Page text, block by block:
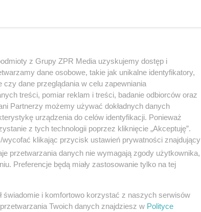
z Grupy ZPR Media uzyskujemy dostęp i
dane osobowe, takie jak unikalne identyfikatory,
dane przeglądania w celu zapewniania
treści, pomiar reklam i treści, badanie odbiorców oraz
Partnerzy możemy używać dokładnych danych
urządzenia do celów identyfikacji. Ponieważ
z tych technologii poprzez kliknięcie „Akceptuję”.
klikając przycisk ustawień prywatności znajdujący
przetwarzania danych nie wymagają zgody użytkownika,
Preferencje będą miały zastosowanie tylko na tej
świadomie i komfortowo korzystać z naszych serwisów
Twoich danych znajdziesz w Polityce